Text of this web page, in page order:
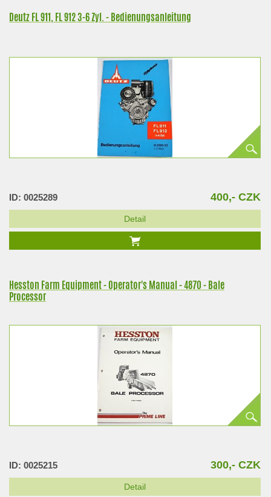
Deutz FL 911, FL 912 3-6 Zyl. - Bedienungsanleitung
ID: 0025289 400,- CZK
Detail
Hesston Farm Equipment - Operator's Manual - 4870 - Bale
Processor
ID: 0025215 300,- CZK
Detail